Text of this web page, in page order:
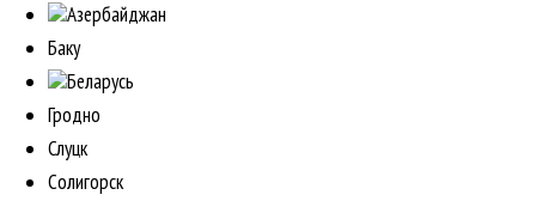
Азербайджан
Баку
Беларусь
Гродно
Слуцк
Солигорск